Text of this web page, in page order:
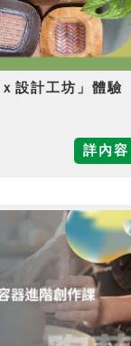
設計工坊」體驗
詳內容